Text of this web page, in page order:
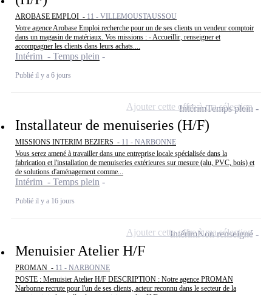
AROBASE EMPLOI - 11 - VILLEMOUSTAUSSOU
Votre agence Arobase Emploi recherche pour un de ses clients un vendeur comptoir
dans un magasin de matériaux. Vos missions : - Accueillir, renseigner et
accompagner les clients dans leurs achats....
Intérim - Temps plein
Publié il y a 6 jours
Installateur de menuiseries (H/F)
MISSIONS INTERIM BEZIERS - 11 - NARBONNE
Vous serez amené à travailler dans une entreprise locale spécialisée dans la
fabrication et l'installation de menuiseries extérieures sur mesure (alu, PVC, bois) et
de solutions d'aménagement comme...
Intérim - Temps plein
Publié il y a 16 jours
IntérimTemps plein
Ajouter cette offre à ma sélection
Menuisier Atelier H/F
PROMAN - 11 - NARBONNE
POSTE : Menuisier Atelier H/F DESCRIPTION : Notre agence PROMAN
Narbonne recrute pour l'un de ses clients, acteur reconnu dans le secteur de la
IntérimNon renseigné
Ajouter cette offre à ma sélection